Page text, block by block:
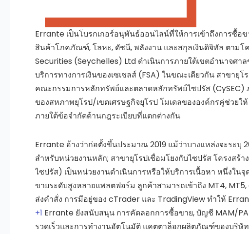
Errante เป็นโบรกเกอร์อนุพันธ์ออนไลน์ที่ให้การเข้าถึงการซื้อ
สินค้าโภคภัณฑ์, โลหะ, ดัชนี, พลังงาน และสกุลเงินดิจิทัล ตามโ
Securities (Seychelles) Ltd ดำเนินการภายใต้เขตอำนาจศา
บริการทางการเงินของเซเชลส์ (FSA) ในขณะเดียวกัน สาขายุโ
คณะกรรมการหลักทรัพย์และตลาดหลักทรัพย์ไซปรัส (CySEC)
ของสหภาพยุโรป/เขตเศรษฐกิจยุโรป โมเดลขององค์กรคู่ช่วย
ภายใต้ข้อจำกัดด้านกฎระเบียบที่แตกต่างกัน
Errante อ้างว่าก่อตั้งขึ้นประมาณ2019 แม้ว่าบางแหล่งจะระบุ
สำหรับหน่วยงานหลัก; สาขายุโรปเชื่อมโยงกับไซปรัสโครงสร้า
ไซปรัส) เป็นหน่วยงานดำเนินการหรือให้บริการเนื้อหา หนึ่งในจุ
ขายระดับสูงหลายแพลตฟอร์ม ลูกค้าสามารถเข้าถึง MT4, MT5,
ส่งคำสั่ง การมีอยู่ของ cTrader และ TradingView ทำให้
+1 Errante ยังสนับสนุน การคัดลอกการซื้อขาย,บัญชี MAM/
รวดเร็วและการทำงานอัตโนมัติ แคตตาล็อกผลิตภัณฑ์ของบริษั